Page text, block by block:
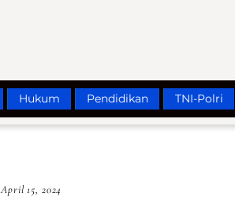
Hukum Pendidikan TNI-Polri
April 15, 2024